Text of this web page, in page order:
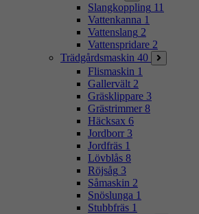
Slangkoppling 11
Vattenkanna 1
Vattenslang 2
Vattenspridare 2
Trädgårdsmaskin 40
Flismaskin 1
Gallervält 2
Gräsklippare 3
Grästrimmer 8
Häcksax 6
Jordborr 3
Jordfräs 1
Lövblås 8
Röjsåg 3
Såmaskin 2
Snöslunga 1
Stubbfräs 1